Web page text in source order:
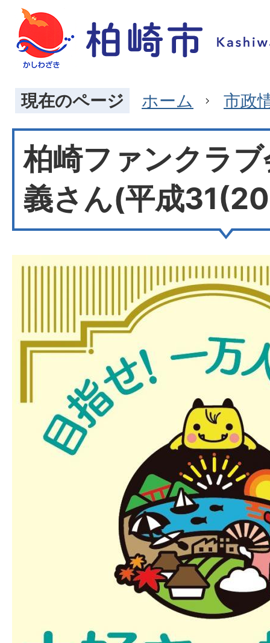
現在のページ ホーム 市政
柏崎ファンクラ
義さん(平成